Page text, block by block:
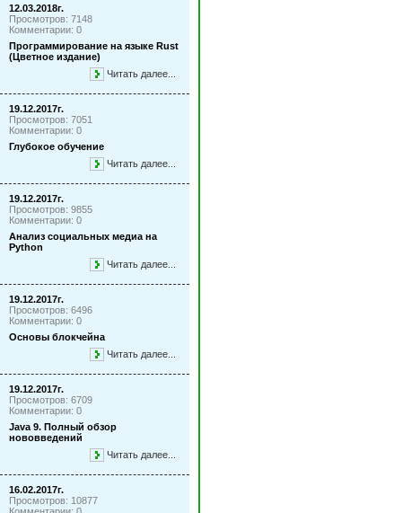
12.03.2018г.
Просмотров: 7148
Комментарии: 0
Программирование на языке Rust
(Цветное издание)
Читать далее...
19.12.2017г.
Просмотров: 7051
Комментарии: 0
Глубокое обучение
Читать далее...
19.12.2017г.
Просмотров: 9855
Комментарии: 0
Анализ социальных медиа на
Python
Читать далее...
19.12.2017г.
Просмотров: 6496
Комментарии: 0
Основы блокчейна
Читать далее...
19.12.2017г.
Просмотров: 6709
Комментарии: 0
Java 9. Полный обзор
нововведений
Читать далее...
16.02.2017г.
Просмотров: 10877